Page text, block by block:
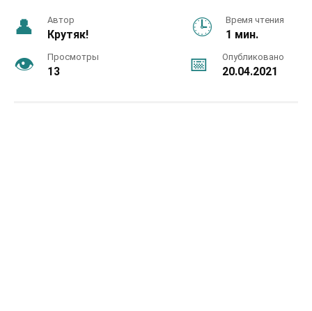
Автор
Крутяк!
Время чтения
1 мин.
Просмотры
13
Опубликовано
20.04.2021